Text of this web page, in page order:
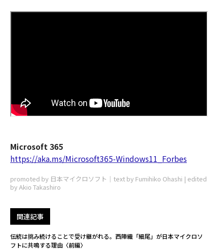
Microsoft 365
https://aka.ms/Microsoft365-Windows11_Forbes
promoted by 日本マイクロソフト｜text by Fumihiko Ohashi | edited
by Akio Takashiro
関連記事
伝統は挑み続けることで受け継がれる。西陣織「細尾」が日本マイクロソ
フトに共鳴する理由〈前編〉